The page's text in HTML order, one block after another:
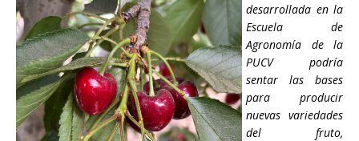
desarrollada en la
Escuela de
Agronomía de la
PUCV podría
sentar las bases
para producir
nuevas variedades
del fruto,